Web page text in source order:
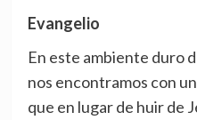
Evangelio
En este ambiente duro
nos encontramos con
que en lugar de huir de